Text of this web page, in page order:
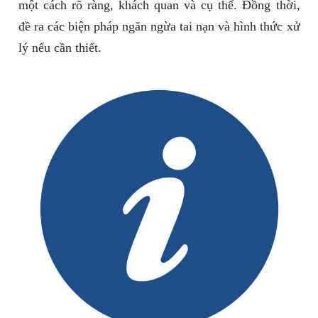
một cách rõ ràng, khách quan và cụ thể. Đồng thời,
đề ra các biện pháp ngăn ngừa tai nạn và hình thức xử
lý nếu cần thiết.